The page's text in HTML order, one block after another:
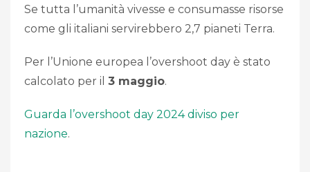
Se tutta l’umanità vivesse e consumasse risorse
come gli italiani servirebbero 2,7 pianeti Terra.
Per l’Unione europea l’overshoot day è stato
calcolato per il 3 maggio.
Guarda l’overshoot day 2024 diviso per
nazione.